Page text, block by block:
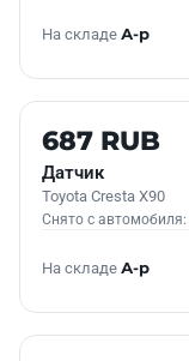
На складе А-р
Б/У В НАЛИЧИИ
687 RUB
Датчик
Toyota Cresta X90
Снято с автомобиля:
На складе А-р